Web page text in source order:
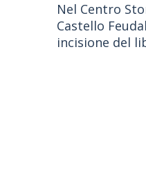
Nel Centro
Castello
incisione del